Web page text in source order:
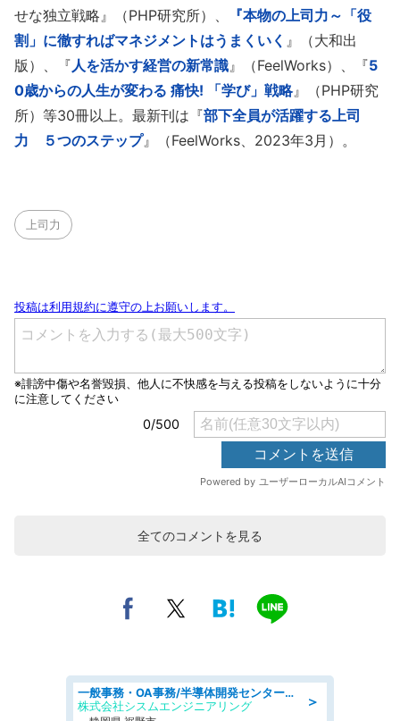
せな独立戦略』（PHP研究所）、
『本物の上司力～「役
割」に徹すればマネジメントはうまくいく 』（大和出
版）、『人を活かす経営の新常識』（FeelWorks）、『5
0歳からの人生が変わる 痛快! 「学び」戦略』（PHP研究
所）等30冊以上。最新刊は『部下全員が活躍する上司
力 ５つのステップ』（FeelWorks、2023年3月）。
上司力
全てのコメントを見る
＞
一般事務・OA事務/半導体開発センター内で事務&軽作業スタッフ、募集
株式会社シスムエンジニアリング